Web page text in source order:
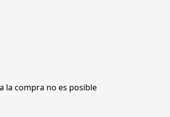
la compra no es posible